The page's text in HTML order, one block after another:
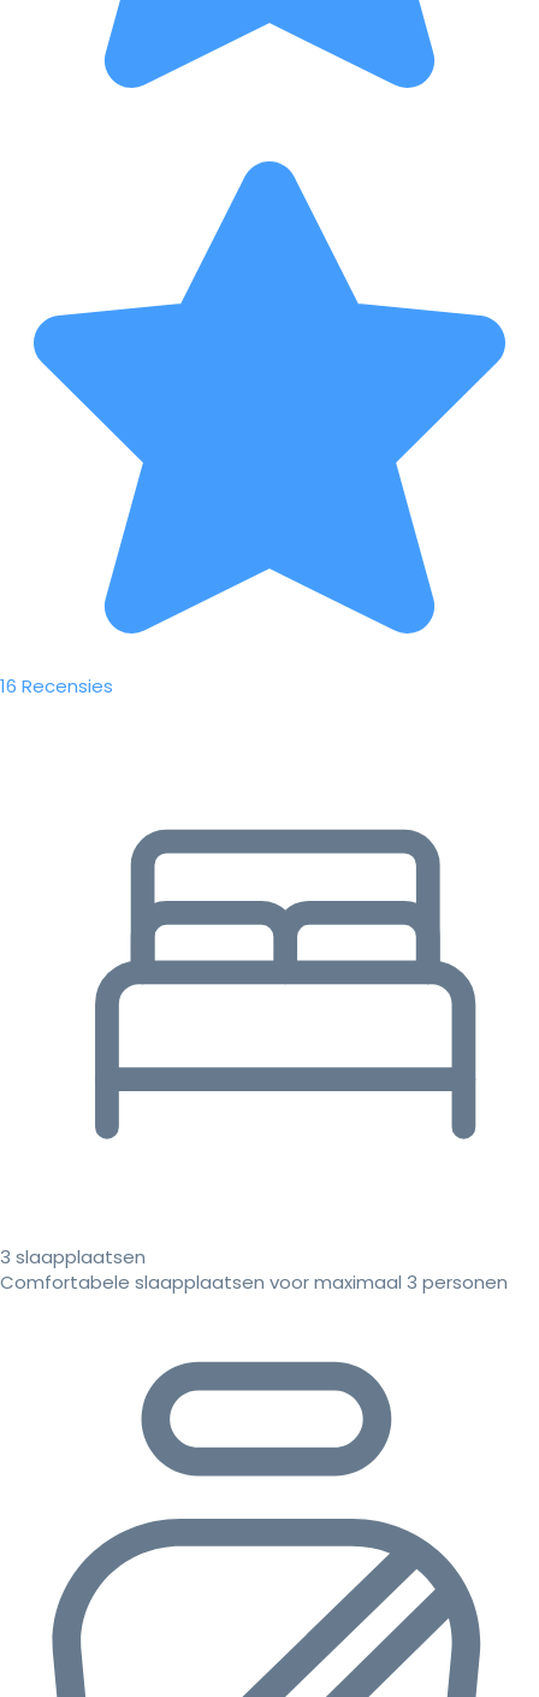
16 Recensies
3 slaapplaatsen
Comfortabele slaapplaatsen voor maximaal 3 personen